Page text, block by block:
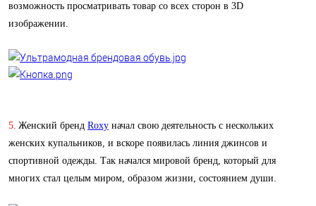
возможность просматривать товар со всех сторон в 3D
изображении.
5. Женский бренд Roxy начал свою деятельность с нескольких
женских купальников, и вскоре появилась линия джинсов и
спортивной одежды. Так начался мировой бренд, который для
многих стал целым миром, образом жизни, состоянием души.